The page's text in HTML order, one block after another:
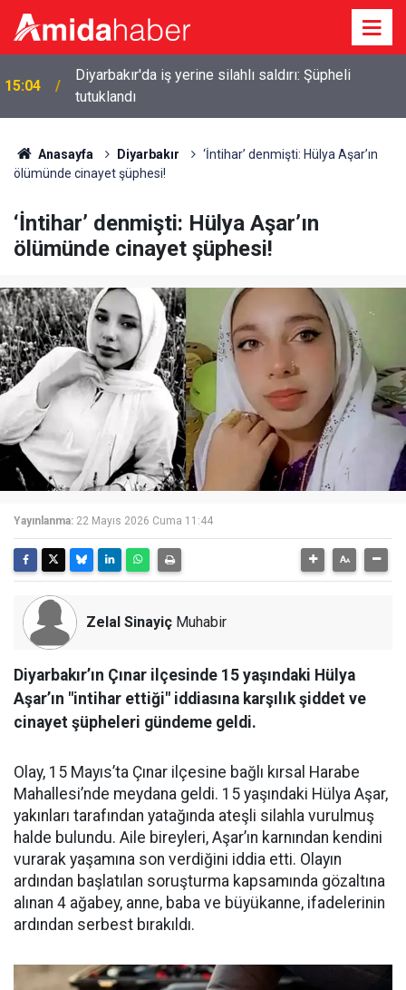
15:04
Diyarbakır'da iş yerine silahlı saldırı: Şüpheli
tutuklandı
Anasayfa Diyarbakır
‘İntihar’ denmişti: Hülya Aşar’ın
ölümünde cinayet şüphesi!
‘İntihar’ denmişti: Hülya Aşar’ın
ölümünde cinayet şüphesi!
Yayınlanma: 22 Mayıs 2026 Cuma 11:44
Zelal Sinayiç Muhabir
Diyarbakır’ın Çınar ilçesinde 15 yaşındaki Hülya
Aşar’ın "intihar ettiği" iddiasına karşılık şiddet ve
cinayet şüpheleri gündeme geldi.
Olay, 15 Mayıs’ta Çınar ilçesine bağlı kırsal Harabe
Mahallesi’nde meydana geldi. 15 yaşındaki Hülya Aşar,
yakınları tarafından yatağında ateşli silahla vurulmuş
halde bulundu. Aile bireyleri, Aşar’ın karnından kendini
vurarak yaşamına son verdiğini iddia etti. Olayın
ardından başlatılan soruşturma kapsamında gözaltına
alınan 4 ağabey, anne, baba ve büyükanne, ifadelerinin
ardından serbest bırakıldı.